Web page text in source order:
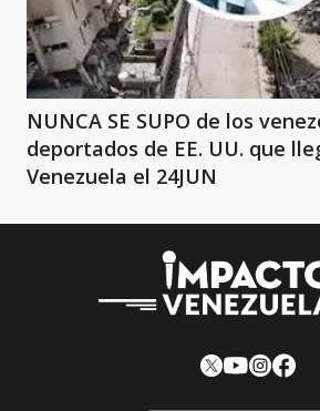
NUNCA SE SUPO de los
deportados de EE. UU. que
Venezuela el 24JUN